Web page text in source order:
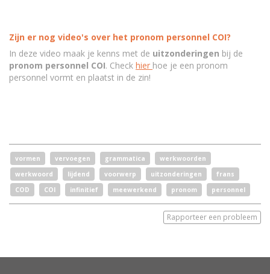
Zijn er nog video's over het pronom personnel COI?
In deze video maak je kenns met de uitzonderingen bij de
pronom personnel COI. Check hier hoe je een pronom
personnel vormt en plaatst in de zin!
vormen vervoegen grammatica
werkwoorden
werkwoord
lijdend voorwerp uitzonderingen
frans
COD
COI infinitief meewerkend pronom personnel
Rapporteer een probleem